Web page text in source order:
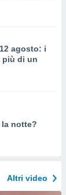
agosto: i
più di un
la notte?
Altri video